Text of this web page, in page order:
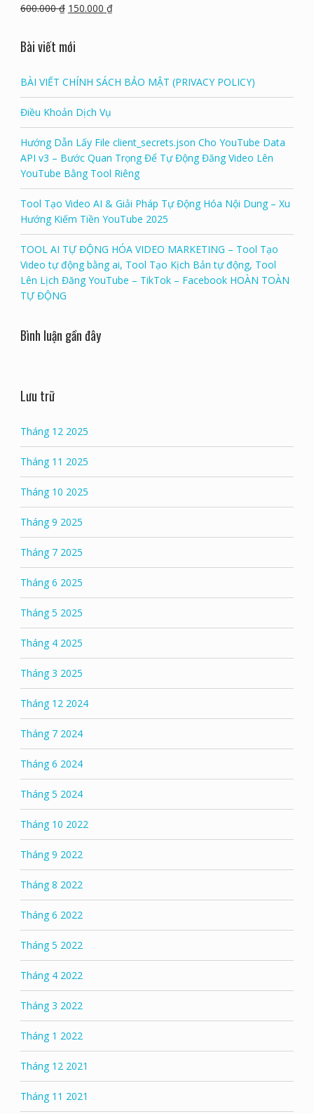
600.000₫ 150.000 ₫
Bài viết mới
BÀI VIẾT CHÍNH SÁCH BẢO MẬT (PRIVACY POLICY)
Điều Khoản Dịch Vụ
Hướng Dẫn Lấy File client_secrets.json Cho YouTube Data
API v3 – Bước Quan Trọng Để Tự Động Đăng Video Lên
YouTube Bằng Tool Riêng
Tool Tạo Video AI & Giải Pháp Tự Động Hóa Nội Dung – Xu
Hướng Kiếm Tiền YouTube 2025
TOOL AI TỰ ĐỘNG HÓA VIDEO MARKETING – Tool Tạo
Video tự động bằng ai, Tool Tạo Kịch Bản tự động, Tool
Lên Lịch Đăng YouTube – TikTok – Facebook HOÀN TOÀN
TỰ ĐỘNG
Bình luận gần đây
Lưu trữ
Tháng 12 2025
Tháng 11 2025
Tháng 10 2025
Tháng 9 2025
Tháng 7 2025
Tháng 6 2025
Tháng 5 2025
Tháng 4 2025
Tháng 3 2025
Tháng 12 2024
Tháng 7 2024
Tháng 6 2024
Tháng 5 2024
Tháng 10 2022
Tháng 9 2022
Tháng 8 2022
Tháng 6 2022
Tháng 5 2022
Tháng 4 2022
Tháng 3 2022
Tháng 1 2022
Tháng 12 2021
Tháng 11 2021